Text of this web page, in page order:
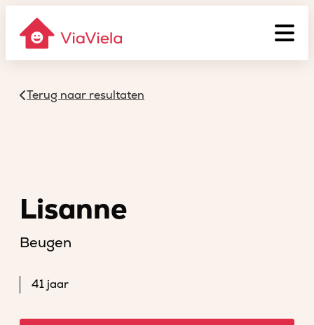
Terug naar resultaten
Lisanne
Beugen
41 jaar